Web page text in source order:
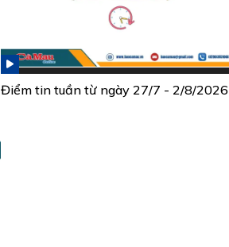
Điểm tin tuần từ ngày 27/7 - 2/8/2026